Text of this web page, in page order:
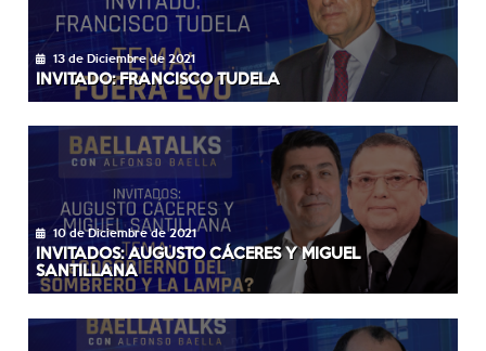
13 de Diciembre de 2021
INVITADO: FRANCISCO TUDELA
10 de Diciembre de 2021
INVITADOS: AUGUSTO CÁCERES Y MIGUEL
SANTILLANA